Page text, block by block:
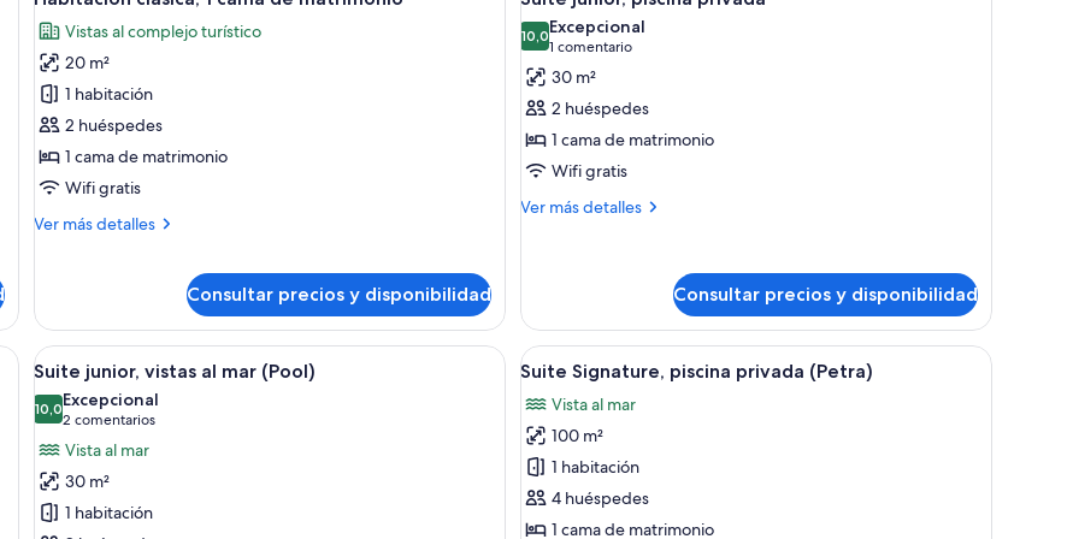
todas
las
fotos
de
Habitación
clásica,
1
de
Vistas al complejo turístico
20 m²
1 habitación
2 huéspedes
1 cama de matrimonio
Wifi gratis
Ver más detalles
Más
cama
de
matrimonio
Consultar precios y disponibilidad
todas
las
fotos
de
Suite
junior,
piscina
privada
10,010,0 de 10
Excepcional
1 comentario
(1 comentario)
30 m²
2 huéspedes
1 cama de matrimonio
Wifi gratis
Ver más detalles
Más
piscina
privada
Consultar precios y disponibilidad
y vista a un área boscosa.
Abrir
todas
las
fotos
de
Suite
junior,
Zona de piscina con pared de piedra, una silla de descanso y una mesa con asientos exteriores.
6
Suite junior, vistas al mar (Pool)
10,010,0 de 10
Excepcional
2 comentarios
(2 comentarios)
Vista al mar
30 m²
1 habitación
Abrir
todas
las
fotos
de
Suite
Signature,
Zona junto a la piscina con terraza, asientos
13
Suite Signature, piscina privada (Petra)
Vista al mar
100 m²
1 habitación
4 huéspedes
1 cama de matrimonio